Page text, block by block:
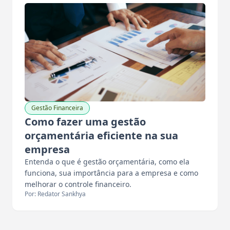
Gestão Financeira
Como fazer uma gestão
orçamentária eficiente na sua
empresa
Entenda o que é gestão orçamentária, como ela
funciona, sua importância para a empresa e como
melhorar o controle financeiro.
Por: Redator Sankhya